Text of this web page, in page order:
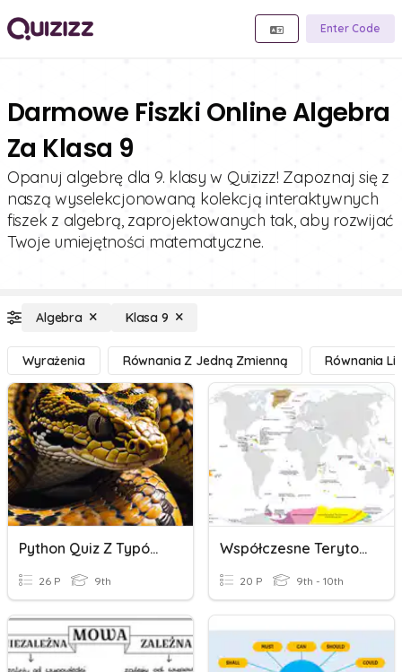
Enter Code
Darmowe Fiszki Online Algebra
Za Klasa 9
Opanuj algebrę dla 9. klasy w Quizizz! Zapoznaj się z
naszą wyselekcjonowaną kolekcją interaktywnych
fiszek z algebrą, zaprojektowanych tak, aby rozwijać
Twoje umiejętności matematyczne.
Algebra Klasa 9
Wyrażenia Równania Z Jedną Zmienną Równania
Python Quiz Z Typów Danych, Zmiennych I Operatorów
26 P 9th
Współczesne Terytoria Zależne
20 P 9th - 10th